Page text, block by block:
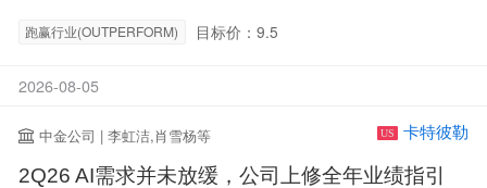
跑赢行业(OUTPERFORM) 目标价：9.5
2026-08-05
中金公司 | 李虹洁,肖雪杨等 US 卡特彼勒
2Q26 AI需求并未放缓，公司上修全年业绩指引